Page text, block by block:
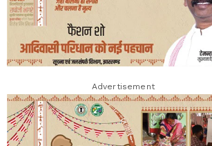
Advertisement